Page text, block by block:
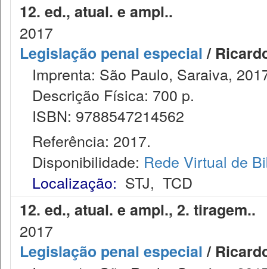
12. ed., atual. e ampl..
2017
Legislação penal especial/
Imprenta: São Paulo, Saraiva,
Descrição Física: 700 p.
ISBN: 9788547214562
Referência: 2017.
Disponibilidade: Rede Virtual de
Localização: STJ, TCD
12. ed., atual. e ampl., 2.
2017
Legislação penal especial/